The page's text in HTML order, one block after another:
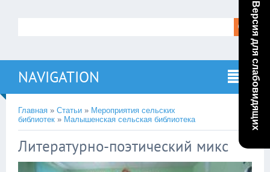
Версия для слабовидящих
NAVIGATION
Главная » Статьи » Мероприятия сельских
библиотек » Малышенская сельская библиотека
Литературно-поэтический микс